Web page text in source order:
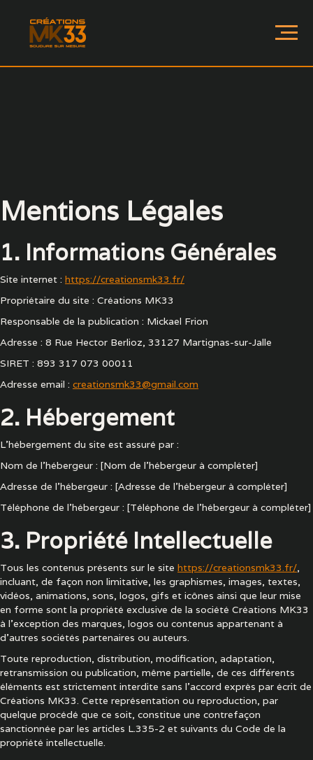
Mentions Légales
1. Informations Générales
Site internet : https://creationsmk33.fr/
Propriétaire du site : Créations MK33
Responsable de la publication : Mickael Frion
Adresse : 8 Rue Hector Berlioz, 33127 Martignas-sur-Jalle
SIRET : 893 317 073 00011
Adresse email : creationsmk33@gmail.com
2. Hébergement
L'hébergement du site est assuré par :
Nom de l'hébergeur : [Nom de l'hébergeur à compléter]
Adresse de l'hébergeur : [Adresse de l'hébergeur à compléter]
Téléphone de l'hébergeur : [Téléphone de l'hébergeur à compléter]
3. Propriété Intellectuelle
Tous les contenus présents sur le site https://creationsmk33.fr/,
incluant, de façon non limitative, les graphismes, images, textes,
vidéos, animations, sons, logos, gifs et icônes ainsi que leur mise
en forme sont la propriété exclusive de la société Créations MK33
à l'exception des marques, logos ou contenus appartenant à
d'autres sociétés partenaires ou auteurs.
Toute reproduction, distribution, modification, adaptation,
retransmission ou publication, même partielle, de ces différents
éléments est strictement interdite sans l'accord exprès par écrit de
Créations MK33. Cette représentation ou reproduction, par
quelque procédé que ce soit, constitue une contrefaçon
sanctionnée par les articles L.335-2 et suivants du Code de la
propriété intellectuelle.